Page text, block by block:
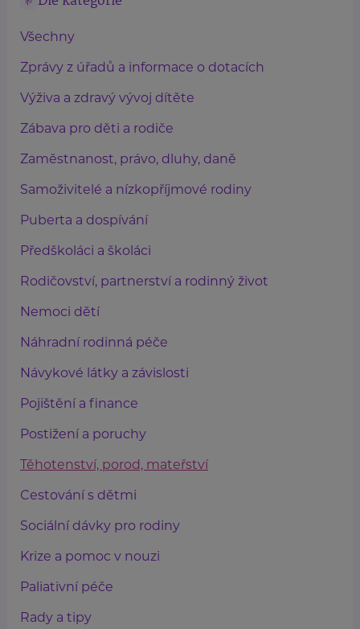
Všechny
Zprávy z úřadů a informace o dotacích
Výživa a zdravý vývoj dítěte
Zábava pro děti a rodiče
Zaměstnanost, právo, dluhy, daně
Samoživitelé a nízkopříjmové rodiny
Puberta a dospívání
Předškoláci a školáci
Rodičovství, partnerství a rodinný život
Nemoci dětí
Náhradní rodinná péče
Návykové látky a závislosti
Pojištění a finance
Postižení a poruchy
Těhotenství, porod, mateřství
Cestování s dětmi
Sociální dávky pro rodiny
Krize a pomoc v nouzi
Paliativní péče
Rady a tipy